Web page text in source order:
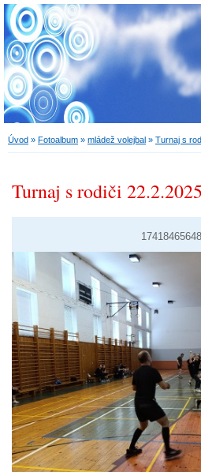
Úvod » Fotoalbum » mládež volejbal » Turnaj s
Turnaj s rodiči 22.2.2025